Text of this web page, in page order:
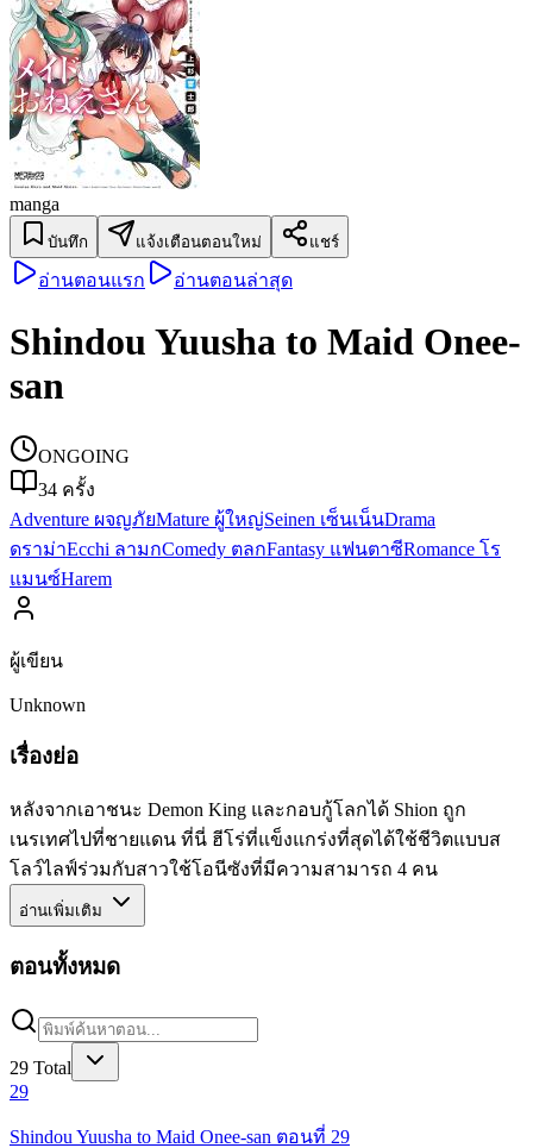
manga
บันทึก แจ้งเตือนตอนใหม่ แชร์
อ่านตอนแรก อ่านตอนล่าสุด
Shindou Yuusha to Maid Onee-
san
ONGOING
34 ครั้ง
Adventure ผจญภัยMature ผู้ใหญ่Seinen เซ็นเน็นDrama
ดราม่าEcchi ลามกComedy ตลกFantasy แฟนตาซีRomance โร
แมนซ์Harem
ผู้เขียน
Unknown
เรื่องย่อ
หลังจากเอาชนะ Demon King และกอบกู้โลกได้ Shion ถูก
เนรเทศไปที่ชายแดน ที่นี่ ฮีโร่ที่แข็งแกร่งที่สุดได้ใช้ชีวิตแบบส
โลว์ไลฟ์ร่วมกับสาวใช้โอนีซังที่มีความสามารถ 4 คน
อ่านเพิ่มเติม
ตอนทั้งหมด
29 Total
29
Shindou Yuusha to Maid Onee-san ตอนที่ 29